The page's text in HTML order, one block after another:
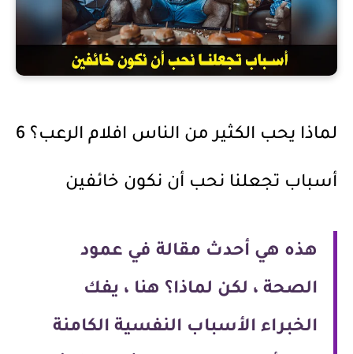
لماذا يحب الكثير من الناس افلام الرعب؟ 6
أسباب تجعلنا نحب أن نكون خائفين
هذه هي أحدث مقالة في عمود
الصحة ، لكن لماذا؟ هنا ، يفك
الخبراء الأسباب النفسية الكامنة